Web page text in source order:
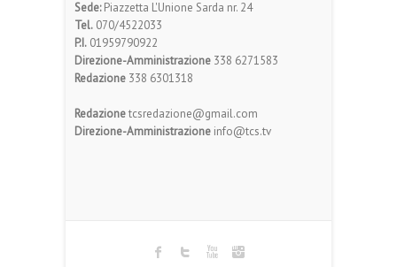
Sede:Piazzetta L'Unione Sarda nr. 24
Tel. 070/4522033
P.I. 01959790922
Direzione-Amministrazione 338 6271583
Redazione 338 6301318
Redazionetcsredazione@gmail.com
Direzione-Amministrazione info@tcs.tv